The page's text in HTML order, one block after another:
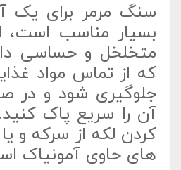
سنگ مرمر برای یک
بسیار مناسب
متخلخل و حساسی
که از تماس مواد
جلوگیری شود و در
آن را سریع پاک
کردن لکه از سرکه و
های حاوی آمونیاک